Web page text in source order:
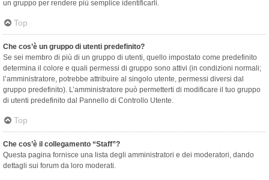
un gruppo per rendere più semplice identificarli.
Top
Che cos’è un gruppo di utenti predefinito?
Se sei membro di più di un gruppo di utenti, quello impostato come predefinito
determina il colore e quali permessi di gruppo sono attivi (in condizioni normali;
l’amministratore, potrebbe attribuire al singolo utente, permessi diversi dal
gruppo predefinito). L’amministratore può permetterti di modificare il tuo gruppo
di utenti predefinito dal Pannello di Controllo Utente.
Top
Che cos’è il collegamento “Staff”?
Questa pagina fornisce una lista degli amministratori e dei moderatori, dando
dettagli sui forum da loro moderati.